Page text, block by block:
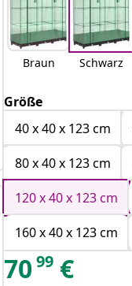
Braun Schwarz
Größe
40 x 40 x 123 cm
80 x 40 x 123 cm
120 x 40 x 123 cm
160 x 40 x 123 cm
7099 €